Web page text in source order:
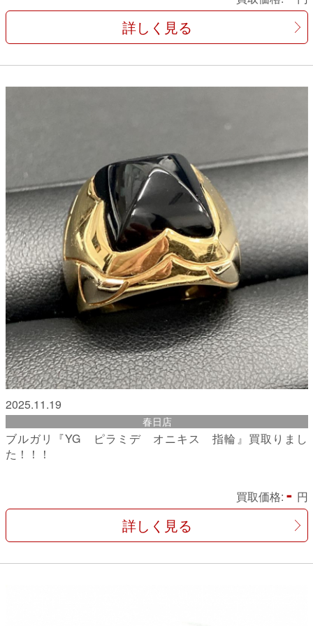
詳しく見る
2025.11.19
春日店
ブルガリ『YG ピラミデ オニキス 指輪』買取りまし
た！！！
買取価格: - 円
詳しく見る